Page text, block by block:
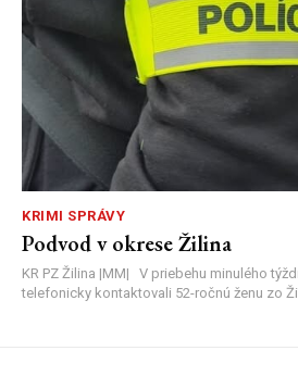
KRIMI SPRÁVY
Podvod v okrese Žilina
KR PZ Žilina |MM| V priebehu minulého
telefonicky kontaktovali 52-ročnú ženu zo